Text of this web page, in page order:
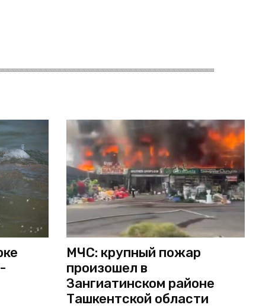
МЧС: крупный пожар
произошел в
Зангиатинском районе
Ташкентской области